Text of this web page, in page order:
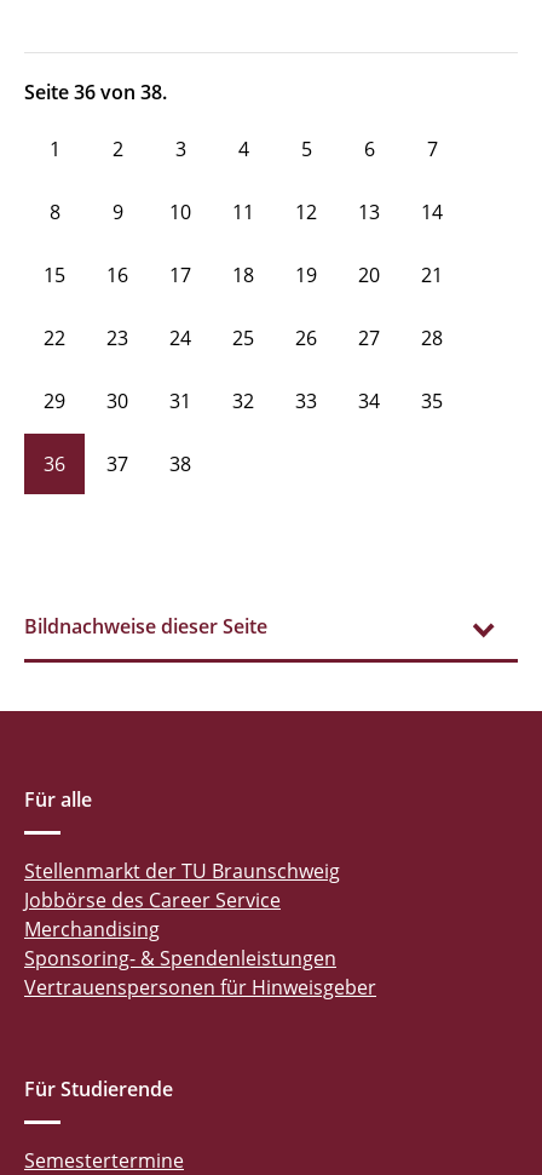
Seite 36 von 38.
1 2 3 4 5 6 7
8 9 10 11 12 13 14
15 16 17 18 19 20 21
22 23 24 25 26 27 28
29 30 31 32 33 34 35
36 37 38
Bildnachweise dieser Seite
Für alle
Stellenmarkt der TU Braunschweig
Jobbörse des Career Service
Merchandising
Sponsoring- & Spendenleistungen
Vertrauenspersonen für Hinweisgeber
Für Studierende
Semestertermine